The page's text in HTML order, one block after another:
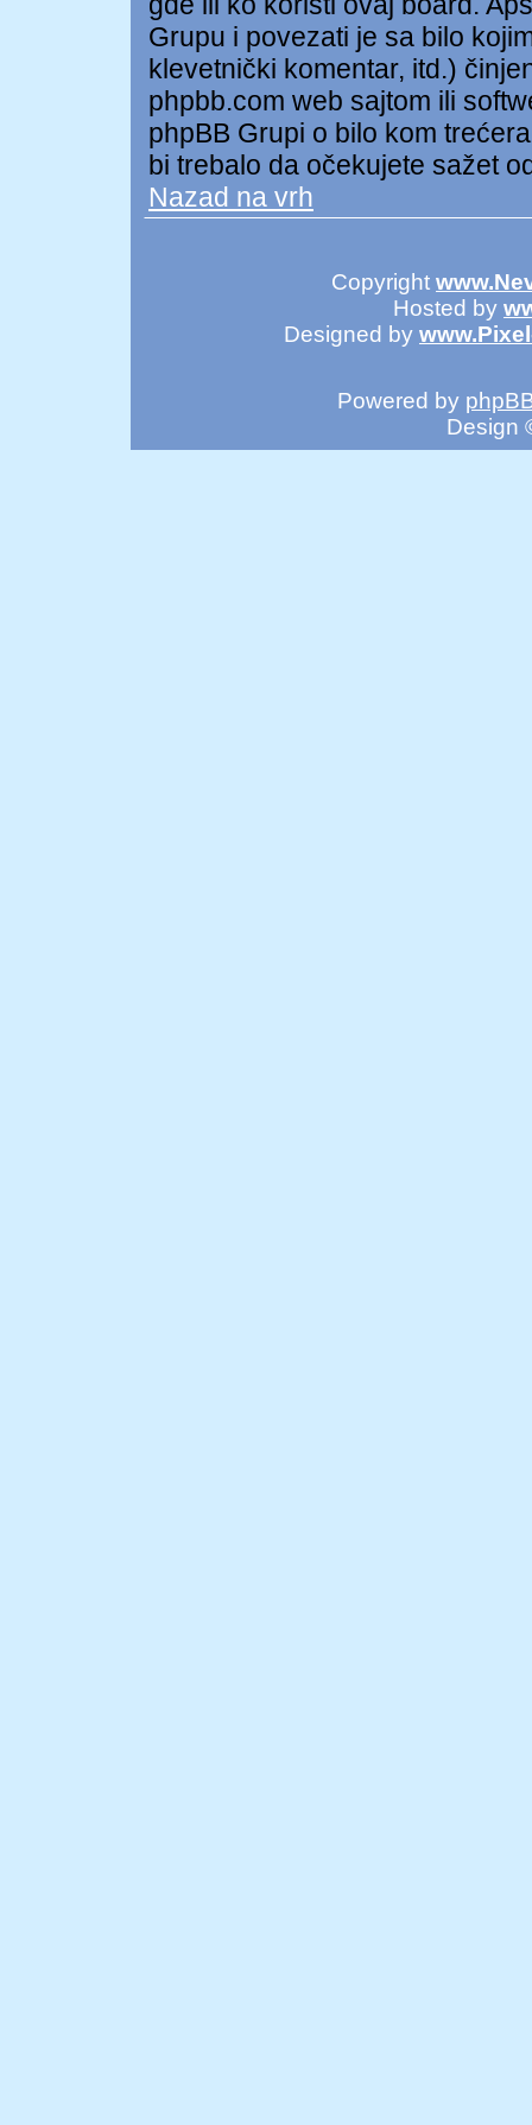
Grupu i povezati je sa bilo
klevetnički komentar, itd.)
phpbb.com web sajtom ili
phpBB Grupi o bilo kom
bi trebalo da očekujete sažet
Nazad na vrh
Copyright
Hosted by
Designed by
Powered by
Design